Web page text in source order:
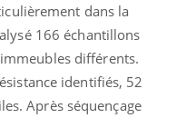
dans la
166 échantillons
différents.
identifiés, 52
Après séquençage